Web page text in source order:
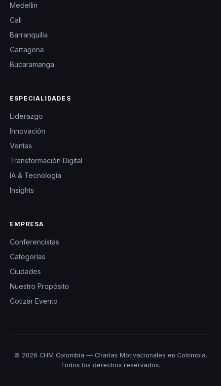
Medellín
Cali
Barranquilla
Cartagena
Bucaramanga
ESPECIALIDADES
Liderazgo
Innovación
Ventas
Transformación Digital
IA & Tecnología
Insights
EMPRESA
Conferencistas
Categorías
Ciudades
Nuestro Propósito
Cotizar Evento
© 2026 CHM Colombia — Charlas Motivacionales en Colombia.
Todos los derechos reservados.